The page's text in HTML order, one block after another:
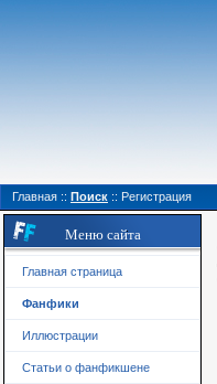
Главная :: Поиск :: Регистрация
Меню сайта
Главная страница
Фанфики
Иллюстрации
Статьи о фанфикшене